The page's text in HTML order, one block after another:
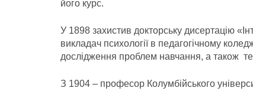
його курс.
У 1898 захистив докторську дисертацію
викладач психології в педагогічному
дослідження проблем навчання, а також
З 1904 – професор Колумбійського